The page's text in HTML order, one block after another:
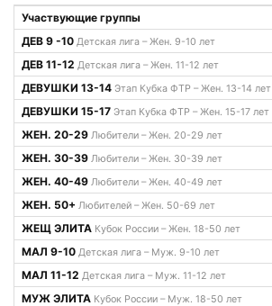
Участвующие группы
ДЕВ 9 -10 Детская лига – Жен. 9-10 лет
ДЕВ 11-12 Детская лига – Жен. 11-12 лет
ДЕВУШКИ 13-14 Этап Кубка ФТР – Жен. 13-14 лет
ДЕВУШКИ 15-17 Этап Кубка ФТР – Жен. 15-17 лет
ЖЕН. 20-29 Любители – Жен. 20-29 лет
ЖЕН. 30-39 Любители – Жен. 30-39 лет
ЖЕН. 40-49 Любители – Жен. 40-49 лет
ЖЕН. 50+ Любителей – Жен. 50-69 лет
ЖЕЩ ЭЛИТА Кубок России – Жен. 18-50 лет
МАЛ 9-10 Детская лига – Муж. 9-10 лет
МАЛ 11-12 Детская лига – Муж. 11-12 лет
МУЖ ЭЛИТА Кубок России – Муж. 18-50 лет